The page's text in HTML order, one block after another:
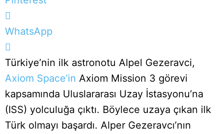
WhatsApp
Türkiye’nin ilk astronotu Alpel Gezeravci,
Axiom Space’in Axiom Mission 3 görevi
kapsamında Uluslararası Uzay İstasyonu’na
(ISS) yolculuğa çıktı. Böylece uzaya çıkan ilk
Türk olmayı başardı. Alper Gezeravcı’nın